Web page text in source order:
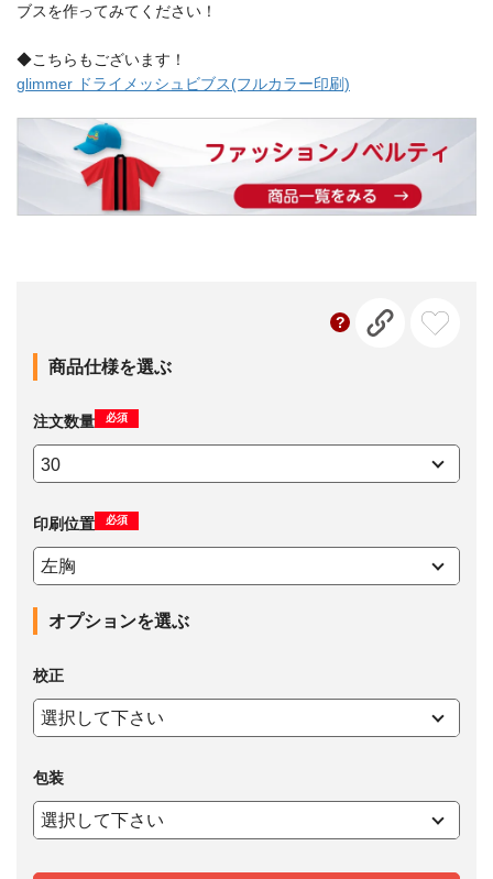
ブスを作ってみてください！
◆こちらもございます！
glimmer ドライメッシュビブス(フルカラー印刷)
商品仕様を選ぶ
注文数量 必須
印刷位置 必須
オプションを選ぶ
校正
包装